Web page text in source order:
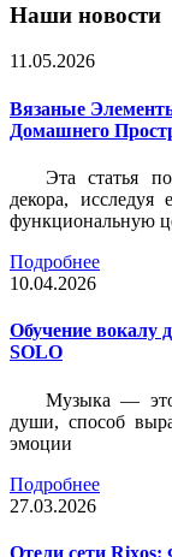
Наши новости
11.05.2026
Вязаные
Домашнего
Эта статья
декора, исследуя
функциональную
Подробнее
10.04.2026
Обучение вокалу
SOLO
Музыка — это
души, способ
эмоции
Подробнее
27.03.2026
Отели сети